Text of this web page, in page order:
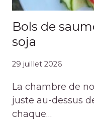
Bols de
soja
29 juillet 2026
La chambre de
juste au-dessus
chaque…